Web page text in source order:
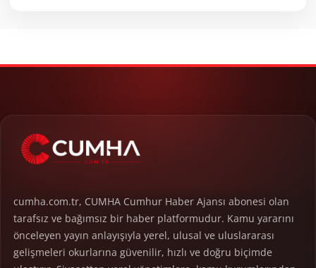
cumha.com.tr, CUMHA Cumhur Haber Ajansı abonesi olan
tarafsız ve bağımsız bir haber platformudur. Kamu yararını
önceleyen yayın anlayışıyla yerel, ulusal ve uluslararası
gelişmeleri okurlarına güvenilir, hızlı ve doğru biçimde